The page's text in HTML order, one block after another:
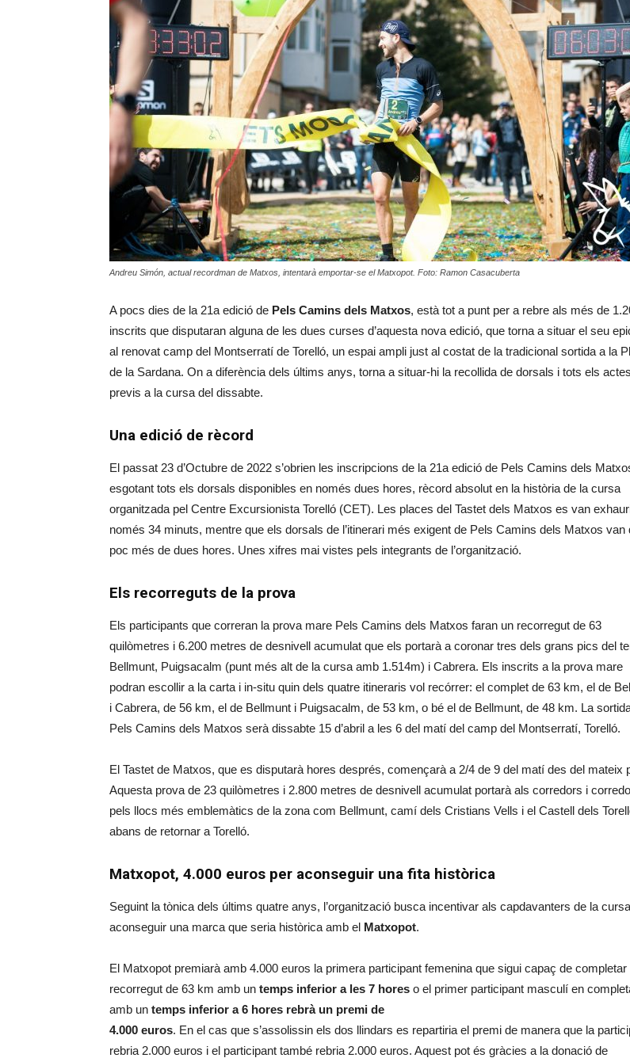
Andreu Simón, actual recordman de Matxos, intentarà emportar-se el Matxopot. Foto: Ramon Casacuberta
A pocs dies de la 21a edició de Pels Camins dels Matxos, està tot a punt per a rebre als més de
inscrits que disputaran alguna de les dues curses d’aquesta nova edició, que torna a situar el seu
al renovat camp del Montserratí de Torelló, un espai ampli just al costat de la tradicional sortida a la
de la Sardana. On a diferència dels últims anys, torna a situar-hi la recollida de dorsals i tots els actes
previs a la cursa del dissabte.
Una edició de rècord
El passat 23 d’Octubre de 2022 s’obrien les inscripcions de la 21a edició de Pels Camins dels
esgotant tots els dorsals disponibles en només dues hores, rècord absolut en la història de la cursa
organitzada pel Centre Excursionista Torelló (CET). Les places del Tastet dels Matxos es van
només 34 minuts, mentre que els dorsals de l’itinerari més exigent de Pels Camins dels Matxos van
poc més de dues hores. Unes xifres mai vistes pels integrants de l’organització.
Els recorreguts de la prova
Els participants que correran la prova mare Pels Camins dels Matxos faran un recorregut de 63
quilòmetres i 6.200 metres de desnivell acumulat que els portarà a coronar tres dels grans pics del
Bellmunt, Puigsacalm (punt més alt de la cursa amb 1.514m) i Cabrera. Els inscrits a la prova mare
podran escollir a la carta i in-situ quin dels quatre itineraris vol recórrer: el complet de 63 km, el de
i Cabrera, de 56 km, el de Bellmunt i Puigsacalm, de 53 km, o bé el de Bellmunt, de 48 km. La
Pels Camins dels Matxos serà dissabte 15 d’abril a les 6 del matí del camp del Montserratí, Torelló.
El Tastet de Matxos, que es disputarà hores després, començarà a 2/4 de 9 del matí des del mateix
Aquesta prova de 23 quilòmetres i 2.800 metres de desnivell acumulat portarà als corredors i
pels llocs més emblemàtics de la zona com Bellmunt, camí dels Cristians Vells i el Castell dels
abans de retornar a Torelló.
Matxopot, 4.000 euros per aconseguir una fita històrica
Seguint la tònica dels últims quatre anys, l’organització busca incentivar als capdavanters de la
aconseguir una marca que seria històrica amb el Matxopot.
El Matxopot premiarà amb 4.000 euros la primera participant femenina que sigui capaç de completar
recorregut de 63 km amb un temps inferior a les 7 hores o el primer participant masculí en
amb un temps inferior a 6 hores rebrà un premi de
4.000 euros. En el cas que s’assolissin els dos llindars es repartiria el premi de manera que la
rebria 2.000 euros i el participant també rebria 2.000 euros. Aquest pot és gràcies a la donació de